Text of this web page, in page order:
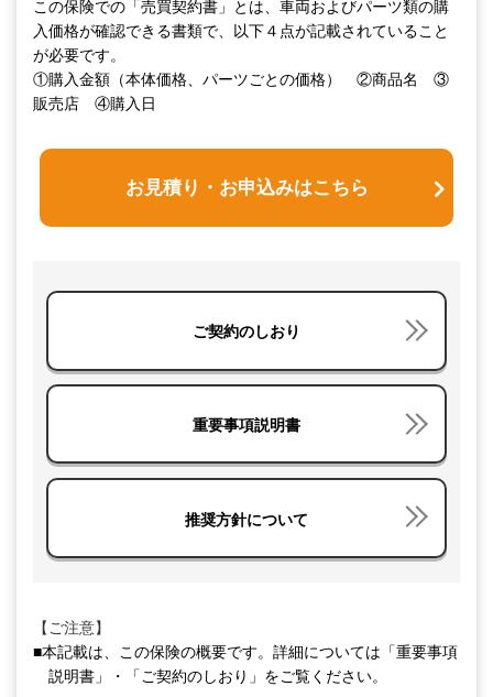
この保険での「売買契約書」とは、車両およびパーツ類の購
入価格が確認できる書類で、以下４点が記載されていること
が必要です。
①購入金額（本体価格、パーツごとの価格） ②商品名 ③
販売店 ④購入日
お見積り・お申込みはこちら
ご契約のしおり
重要事項説明書
推奨方針について
【ご注意】
■本記載は、この保険の概要です。詳細については「重要事項
説明書」・「ご契約のしおり」をご覧ください。